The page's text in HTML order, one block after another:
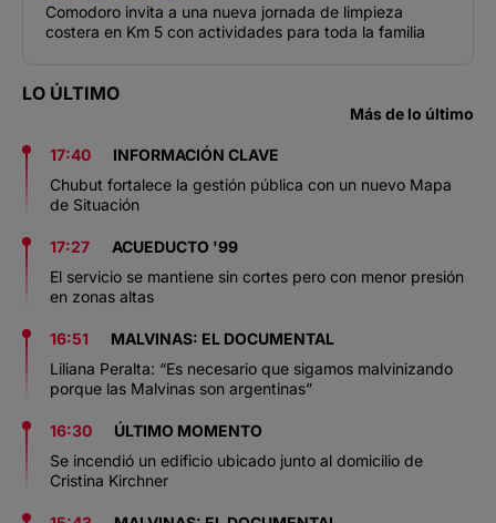
Comodoro invita a una nueva jornada de limpieza
costera en Km 5 con actividades para toda la familia
LO ÚLTIMO
Más de lo último
17:40
INFORMACIÓN CLAVE
Chubut fortalece la gestión pública con un nuevo Mapa
de Situación
17:27
ACUEDUCTO '99
El servicio se mantiene sin cortes pero con menor presión
en zonas altas
16:51
MALVINAS: EL DOCUMENTAL
Liliana Peralta: “Es necesario que sigamos malvinizando
porque las Malvinas son argentinas”
16:30
ÚLTIMO MOMENTO
Se incendió un edificio ubicado junto al domicilio de
Cristina Kirchner